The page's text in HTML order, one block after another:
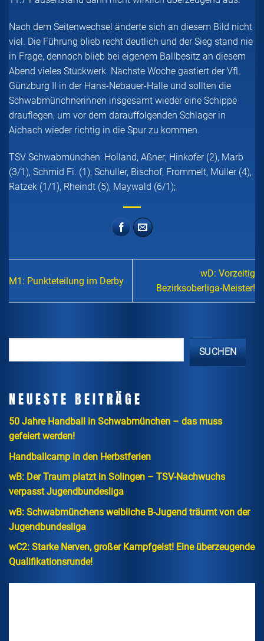
Nach dem Seitenwechsel änderte sich an diesem Bild nicht
viel. Die Führung blieb recht deutlich und der Sieg stand nie
in Frage, dennoch blieb bei eigenem Ballbesitz an diesem
Abend vieles Stückwerk. Nächste Woche gastiert der VfL
Günzburg II in der Hans-Nebauer-Halle und sollten die
Schwabmünchnerinnen insgesamt wieder eine Schippe
drauflegen, um vor dem darauffolgenden Schlager in
Aichach wieder richtig in die Spur zu kommen.
TSV Schwabmünchen: Holland, Aßner; Hinkofer (2), Marb
(3/1), Schmid Fi. (1), Schuller, Bischof, Frommelt, Müller (4),
Ratzek (1/1), Rheindt (5), Maywald (6/1);
M1: Punkteteilung im Derby
wD: Vorzeitig
Bezirksoberliga-Meister!
SUCHEN
NEUESTE BEITRÄGE
50 Jahre Handball in Schwabmünchen – das muss
gefeiert werden!
Handballcamp in den Herbstferien
wB: Der Traum platzt in Solingen – TSV-Nachwuchs
verpasst Jugendbundesliga
wB: Schwabmünchens weibliche B-Jugend träumt von der
Jugendbundesliga
wC2: Starke Nerven, großer Kampfgeist! Eine überzeugende
Qualifikationsrunde!